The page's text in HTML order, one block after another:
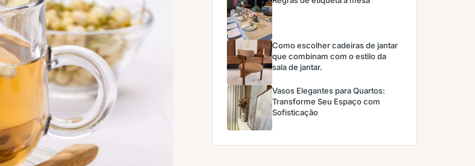
Como escolher cadeiras de jantar
que combinam com o estilo da
sala de jantar.
Vasos Elegantes para Quartos:
Transforme Seu Espaço com
Sofisticação